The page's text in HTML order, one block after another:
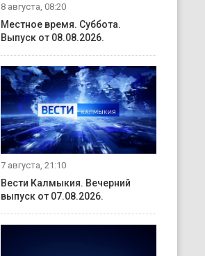
8 августа, 08:20
Местное время. Суббота.
Выпуск от 08.08.2026.
7 августа, 21:10
Вести Калмыкия. Вечерний
выпуск от 07.08.2026.